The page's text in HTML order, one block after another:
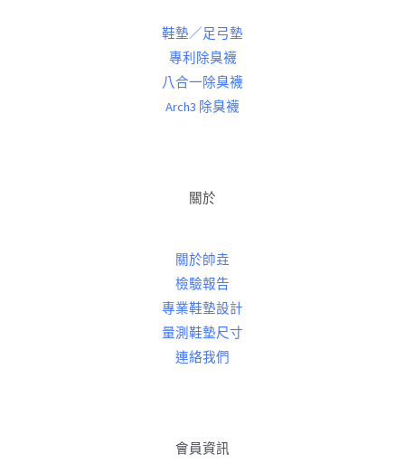
鞋墊／足弓墊
專利除臭襪
八合一除臭襪
Arch3 除臭襪
關於
關於帥垚
檢驗報告
專業鞋墊設計
量測鞋墊尺寸
連絡我們
會員資訊